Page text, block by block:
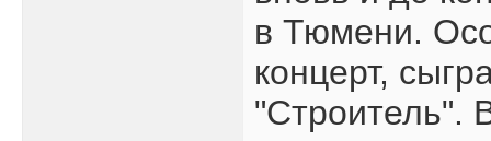
в Тюмени.
концерт,
"Строитель".